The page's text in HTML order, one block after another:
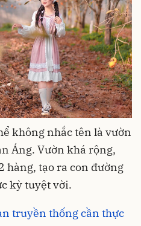
không nhắc tên là vườn
Áng. Vườn khá rộng,
hàng, tạo ra con đường
kỳ tuyệt vời.
truyền thống cần thực